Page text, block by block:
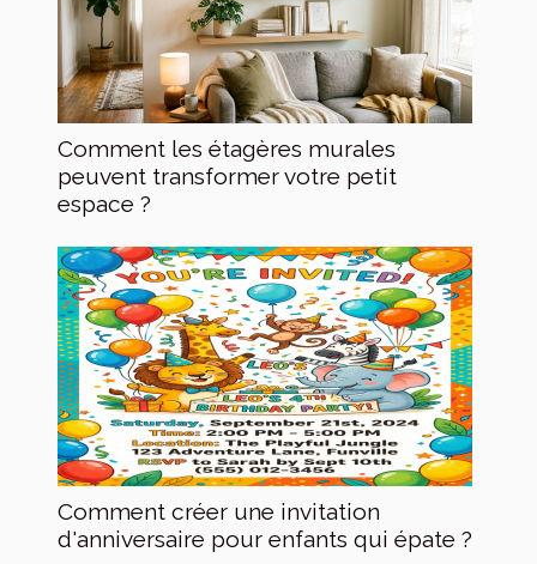
Comment les étagères murales
peuvent transformer votre petit
espace ?
Comment créer une invitation
d'anniversaire pour enfants qui épate ?